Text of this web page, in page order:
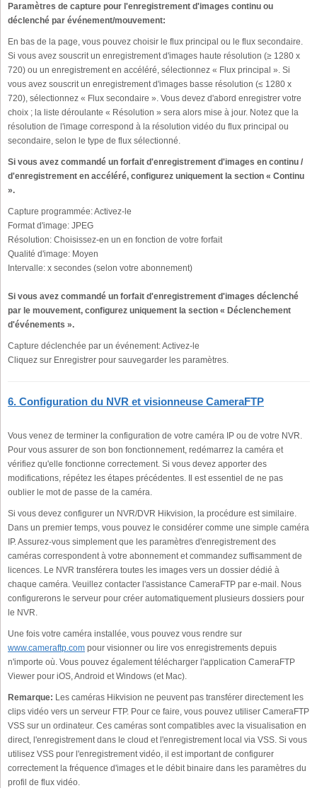
Paramètres de capture pour l'enregistrement d'images continu ou
déclenché par événement/mouvement:
En bas de la page, vous pouvez choisir le flux principal ou le flux secondaire.
Si vous avez souscrit un enregistrement d'images haute résolution (≥ 1280 x
720) ou un enregistrement en accéléré, sélectionnez « Flux principal ». Si
vous avez souscrit un enregistrement d'images basse résolution (≤ 1280 x
720), sélectionnez « Flux secondaire ». Vous devez d'abord enregistrer votre
choix ; la liste déroulante « Résolution » sera alors mise à jour. Notez que la
résolution de l'image correspond à la résolution vidéo du flux principal ou
secondaire, selon le type de flux sélectionné.
Si vous avez commandé un forfait d'enregistrement d'images en continu /
d'enregistrement en accéléré, configurez uniquement la section « Continu
».
Capture programmée:Activez-le
Format d'image: JPEG
Résolution: Choisissez-en un en fonction de votre forfait
Qualité d'image: Moyen
Intervalle: x secondes (selon votre abonnement)
Si vous avez commandé un forfait d'enregistrement d'images déclenché
par le mouvement, configurez uniquement la section « Déclenchement
d'événements ».
Capture déclenchée par un événement:Activez-le
Cliquez sur Enregistrer pour sauvegarder les paramètres.
6. Configuration du NVR et visionneuse CameraFTP
Vous venez de terminer la configuration de votre caméra IP ou de votre NVR.
Pour vous assurer de son bon fonctionnement, redémarrez la caméra et
vérifiez qu'elle fonctionne correctement. Si vous devez apporter des
modifications, répétez les étapes précédentes. Il est essentiel de ne pas
oublier le mot de passe de la caméra.
Si vous devez configurer un NVR/DVR Hikvision, la procédure est similaire.
Dans un premier temps, vous pouvez le considérer comme une simple caméra
IP. Assurez-vous simplement que les paramètres d'enregistrement des
caméras correspondent à votre abonnement et commandez suffisamment de
licences. Le NVR transférera toutes les images vers un dossier dédié à
chaque caméra. Veuillez contacter l'assistance CameraFTP par e-mail. Nous
configurerons le serveur pour créer automatiquement plusieurs dossiers pour
le NVR.
Une fois votre caméra installée, vous pouvez vous rendre sur
www.cameraftp.com pour visionner ou lire vos enregistrements depuis
n'importe où. Vous pouvez également télécharger l'application CameraFTP
Viewer pour iOS, Android et Windows (et Mac).
Remarque: Les caméras Hikvision ne peuvent pas transférer directement les
clips vidéo vers un serveur FTP. Pour ce faire, vous pouvez utiliser CameraFTP
VSS sur un ordinateur. Ces caméras sont compatibles avec la visualisation en
direct, l'enregistrement dans le cloud et l'enregistrement local via VSS. Si vous
utilisez VSS pour l'enregistrement vidéo, il est important de configurer
correctement la fréquence d'images et le débit binaire dans les paramètres du
profil de flux vidéo.